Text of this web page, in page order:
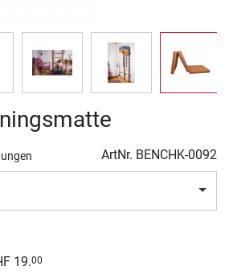
ArtNr. BENCHK-0092
19.00